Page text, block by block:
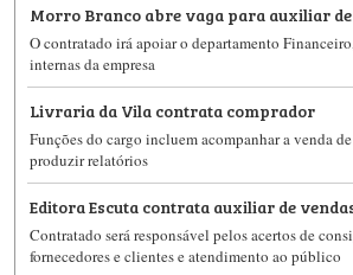
Morro Branco abre vaga para auxiliar
O contratado irá apoiar o departamento
internas da empresa
Livraria da Vila contrata comprador
Funções do cargo incluem acompanhar a venda
produzir relatórios
Editora Escuta contrata auxiliar de
Contratado será responsável pelos acertos de
fornecedores e clientes e atendimento ao público